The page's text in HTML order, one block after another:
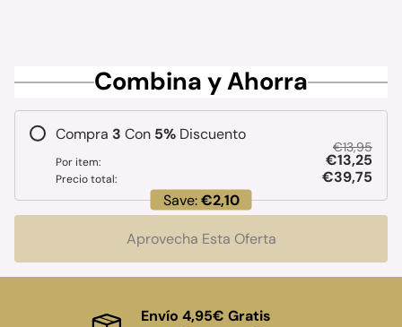
Combina y Ahorra
Compra 3 Con 5% Discuento
Por item:
€13,95
€13,25
Precio total:
€39,75
Save: €2,10
Aprovecha Esta Oferta
Envío 4,95€ Gratis